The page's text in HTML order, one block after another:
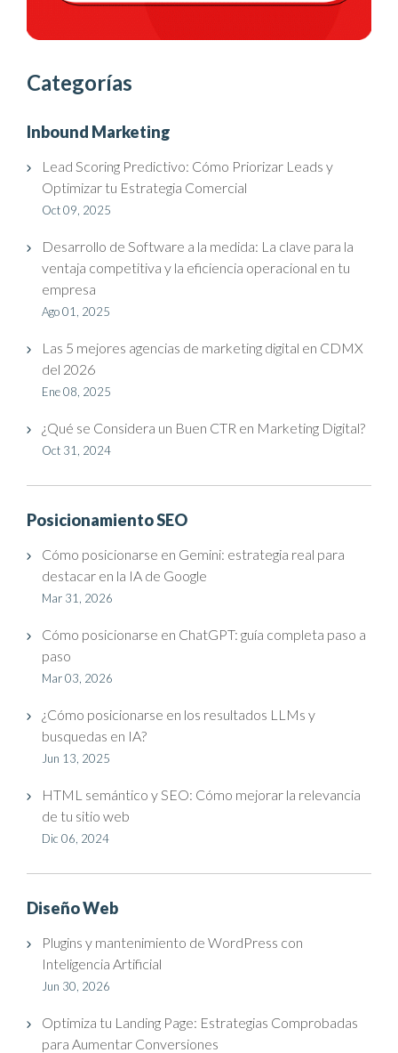
Categorías
Inbound Marketing
Lead Scoring Predictivo: Cómo Priorizar Leads y
Optimizar tu Estrategia Comercial
Oct 09, 2025
Desarrollo de Software a la medida: La clave para la
ventaja competitiva y la eficiencia operacional en tu
empresa
Ago 01, 2025
Las 5 mejores agencias de marketing digital en CDMX
del 2026
Ene 08, 2025
¿Qué se Considera un Buen CTR en Marketing Digital?
Oct 31, 2024
Posicionamiento SEO
Cómo posicionarse en Gemini: estrategia real para
destacar en la IA de Google
Mar 31, 2026
Cómo posicionarse en ChatGPT: guía completa paso a
paso
Mar 03, 2026
¿Cómo posicionarse en los resultados LLMs y
busquedas en IA?
Jun 13, 2025
HTML semántico y SEO: Cómo mejorar la relevancia
de tu sitio web
Dic 06, 2024
Diseño Web
Plugins y mantenimiento de WordPress con
Inteligencia Artificial
Jun 30, 2026
Optimiza tu Landing Page: Estrategias Comprobadas
para Aumentar Conversiones